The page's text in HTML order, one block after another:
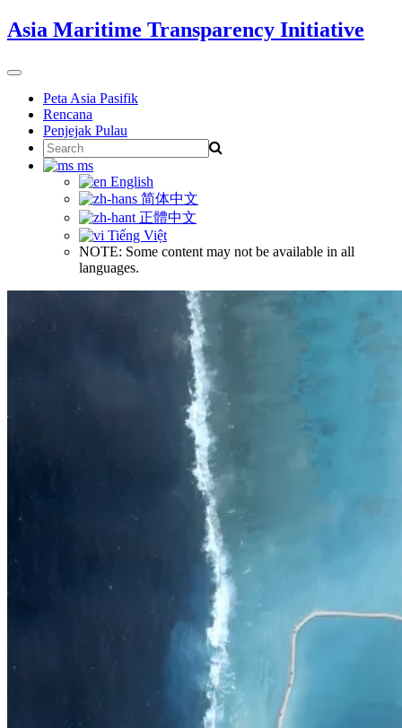
Skip
to
Asia Maritime Transparency Initiative
Toggle
navigationPeta Asia Pasifik
Rencana
Penjejak Pulau
Search
for:
ms
English
简体中文
正體中文
Tiếng Việt
NOTE: Some content may not be available in all
languages.